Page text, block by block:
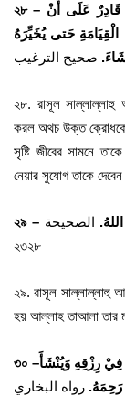
২৮–
حَتى يُخَيِّرَهُ
২৮. রাসূল সাল্লাল্লাহু
করল অথচ উক্ত ক্রোধকে
সৃষ্টি জীবের সামনে
নেয়ার সুযোগ তাকে
২৯ – الصحيحة
২৩২৮
২৯. রাসূল সাল্লাল্লাহু
হয় আল্লাহ তাআলা তার
৩০ –رِزْقِهِ وَيُنْشَأَ
رَحِمَهُ.